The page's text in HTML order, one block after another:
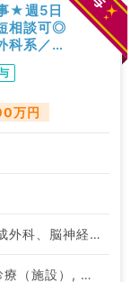
★週5日
相談可◎
科系／常
万円
神経内科、整形外科、形成外科、脳神経外科、呼吸器外科、心臓血管外科、泌尿器科、一般内科、循環器内科、呼吸器内科、消化器内科、内分泌・代謝内科、腎臓内科、老年内科、血液内科、外科系全般、一般外科、消化器外科、乳腺外科、膠原病科、大腸・肛門外科
訪問診療（居宅）, 訪問診療（施設）, その他